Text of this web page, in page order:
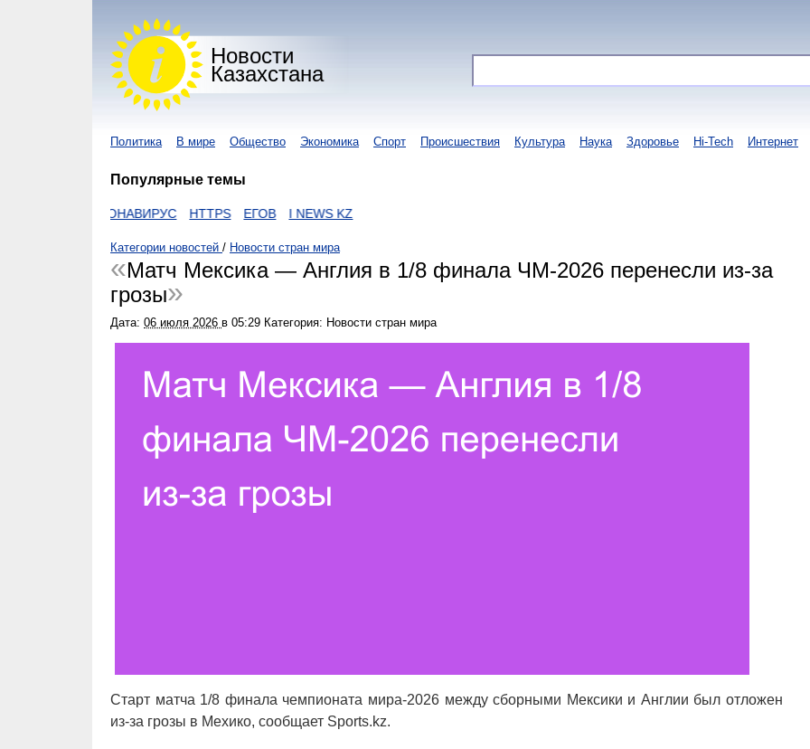
Новости
Казахстана
Политика В мире Общество Экономика Спорт Происшествия Культура Наука Здоровье Hi-Tech Интернет
Популярные темы
КОРОНАВИРУС HTTPS ЕГОВ I NEWS KZ
Категории новостей / Новости стран мира
Матч Мексика — Англия в 1/8 финала ЧМ-2026 перенесли из-за
грозы
Дата: 06 июля 2026 в 05:29 Категория: Новости стран мира
Старт матча 1/8 финала чемпионата мира-2026 между сборными Мексики и Англии был отложен
из-за грозы в Мехико, сообщает Sports.kz.